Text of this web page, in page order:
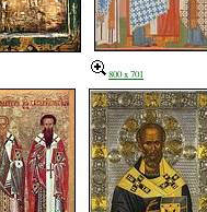
800 x 701